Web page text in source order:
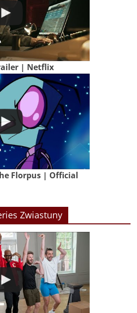
| Netflix
Florpus | Official
Zwiastuny